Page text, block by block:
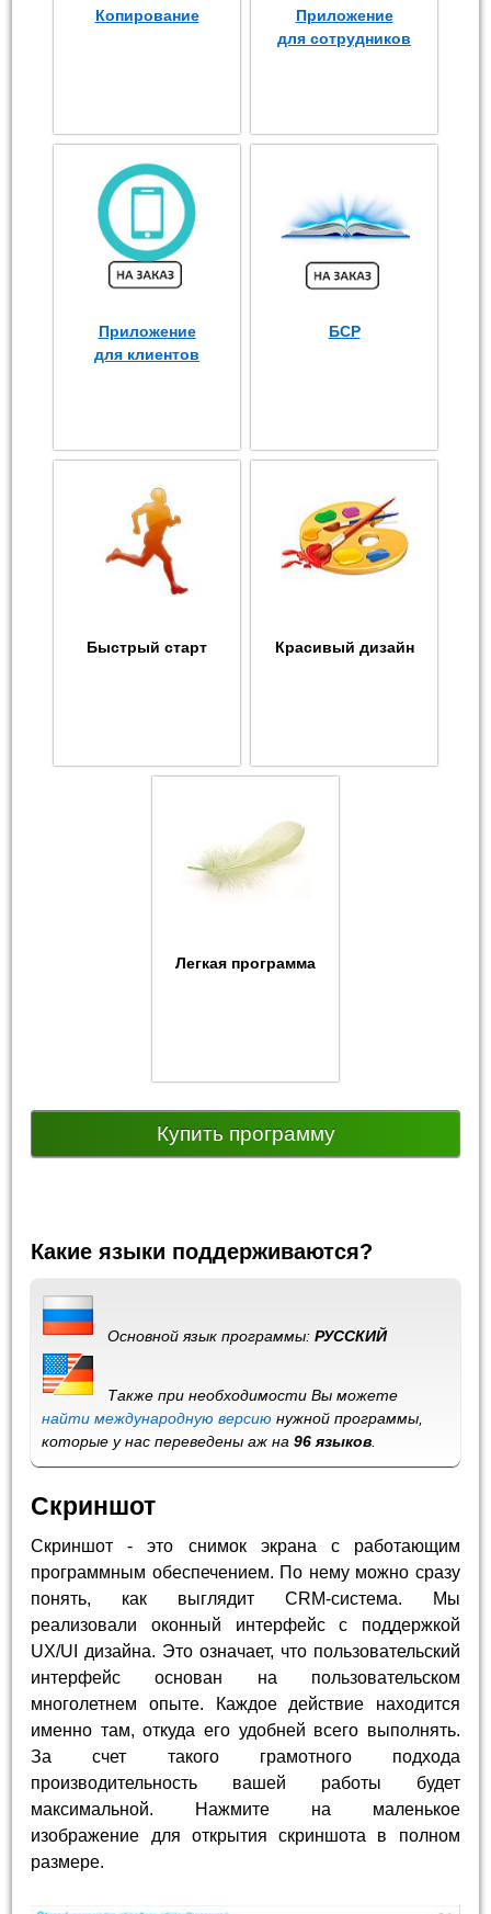
Копирование
Приложение
для сотрудников
Приложение
для клиентов
БСР
Быстрый старт Красивый дизайн
Легкая программа
Купить программу
Какие языки поддерживаются?
Основной язык программы:РУССКИЙ
Также при необходимости Вы можете
найти международную версию нужной программы,
которые у нас переведены аж на96 языков
Скриншот
Скриншот - это снимок экрана с работающим
программным обеспечением. По нему можно сразу
понять, как выглядит CRM-система. Мы
реализовали оконный интерфейс с поддержкой
UX/UI дизайна. Это означает, что пользовательский
интерфейс основан на пользовательском
многолетнем опыте. Каждое действие находится
именно там, откуда его удобней всего выполнять.
За счет такого грамотного подхода
производительность вашей работы будет
максимальной. Нажмите на маленькое
изображение для открытия скриншота в полном
размере.